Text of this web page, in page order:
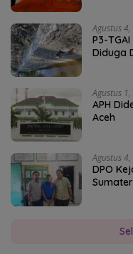
Agustus
P3-
Diduga
Agustus
APH
Aceh
Agustus
DPO